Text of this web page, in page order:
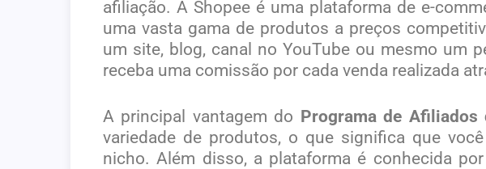
afiliação. A Shopee é uma plataforma de e-
uma vasta gama de produtos a preços
um site, blog, canal no YouTube ou mesmo um
receba uma comissão por cada venda realizada
A principal vantagem do Programa de Afiliados
variedade de produtos, o que significa que
nicho. Além disso, a plataforma é conhecida